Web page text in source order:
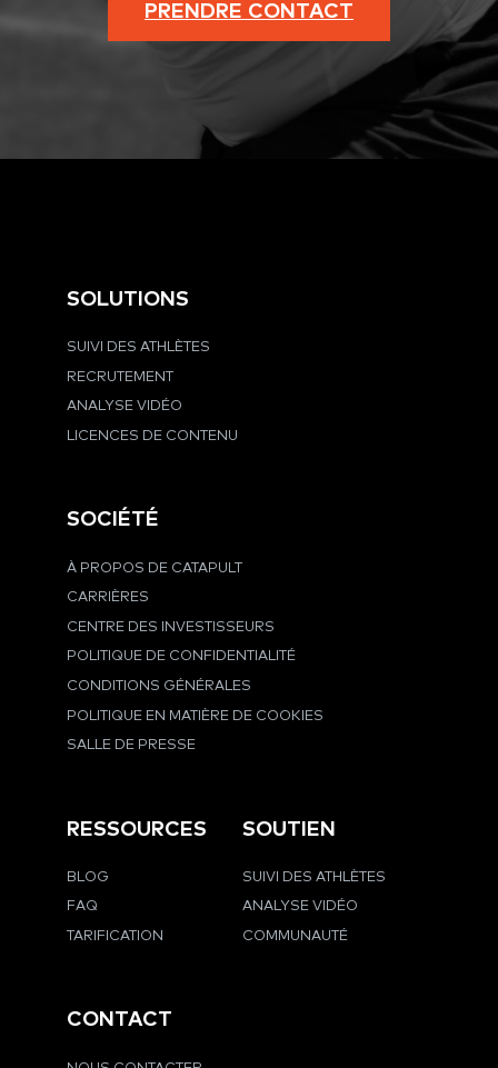
PRENDRE CONTACT
SOLUTIONS
SUIVI DES ATHLÈTES
RECRUTEMENT
ANALYSE VIDÉO
LICENCES DE CONTENU
SOCIÉTÉ
À PROPOS DE CATAPULT
CARRIÈRES
CENTRE DES INVESTISSEURS
POLITIQUE DE CONFIDENTIALITÉ
CONDITIONS GÉNÉRALES
POLITIQUE EN MATIÈRE DE COOKIES
SALLE DE PRESSE
RESSOURCES
BLOG
FAQ
TARIFICATION
SOUTIEN
SUIVI DES ATHLÈTES
ANALYSE VIDÉO
COMMUNAUTÉ
CONTACT